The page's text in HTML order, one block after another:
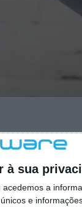
à sua
a
e
de muitos
o cancro da
o
da